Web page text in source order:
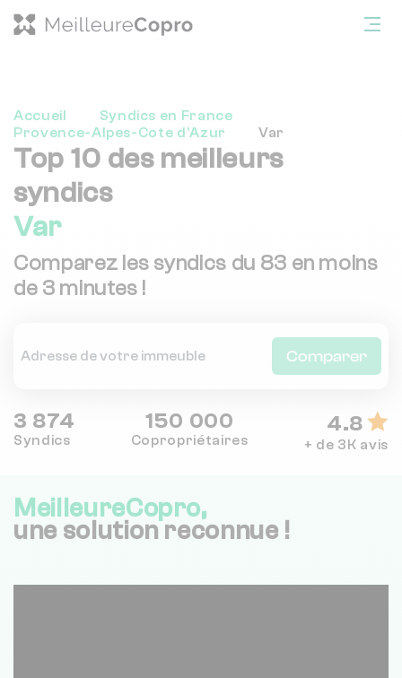
Accueil
Syndics en France
Provence-Alpes-Cote d'Azur
Var
Top 10 des meilleurs
syndics
Var
Comparez les syndics du 83 en moins
de 3 minutes !
Comparer
3 874
Syndics
150 000
Copropriétaires
4.8
+ de 3K avis
MeilleureCopro,
une solution reconnue !